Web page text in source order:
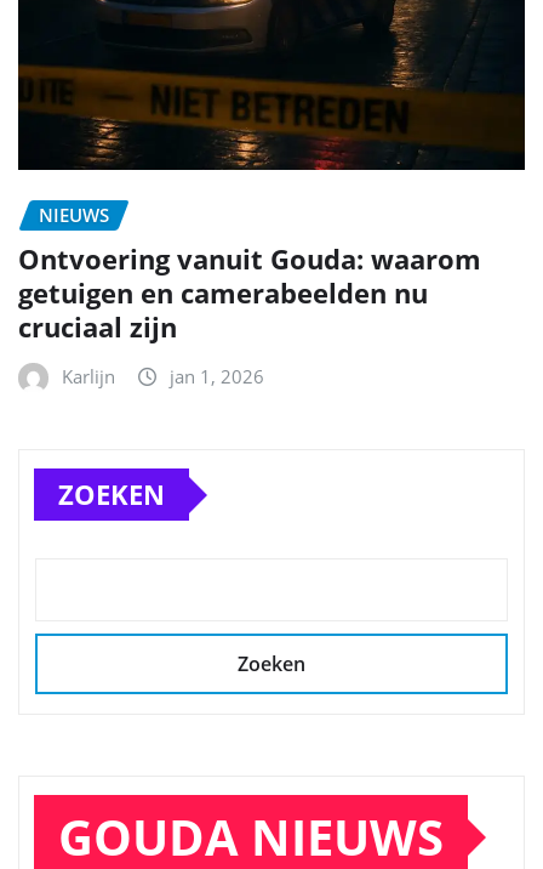
NIEUWS
Ontvoering vanuit Gouda: waarom
getuigen en camerabeelden nu
cruciaal zijn
Karlijn jan 1, 2026
ZOEKEN
Zoeken
GOUDA NIEUWS